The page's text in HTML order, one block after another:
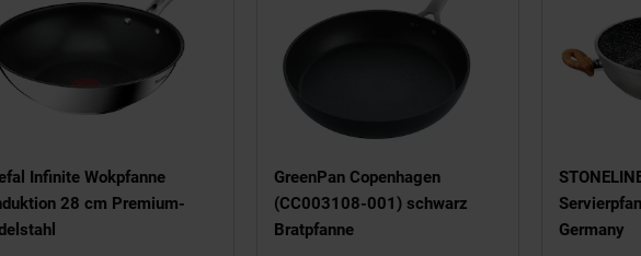
Infinite Wokpfanne
28 cm Premium-
GreenPan Copenhagen
(CC003108-001) schwarz
Bratpfanne
Germany